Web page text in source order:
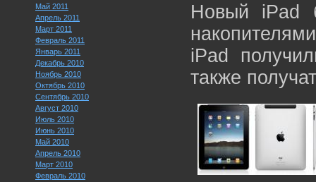
Май 2011
Апрель 2011
Март 2011
Февраль 2011
Январь 2011
Декабрь 2010
Ноябрь 2010
Октябрь 2010
Сентябрь 2010
Август 2010
Июль 2010
Июнь 2010
Май 2010
Апрель 2010
Март 2010
Февраль 2010
Новый iPad
iPad
также